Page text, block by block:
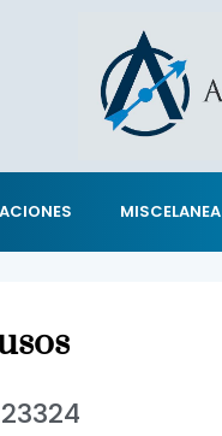
MISCELANEA
23324